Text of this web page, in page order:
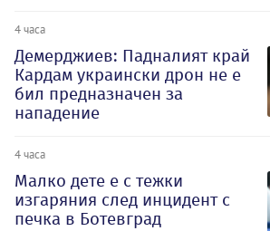
4 часа
Демерджиев: Падналият край
Кардам украински дрон не е
бил предназначен за
нападение
4 часа
Малко дете е с тежки
изгаряния след инцидент с
печка в Ботевград